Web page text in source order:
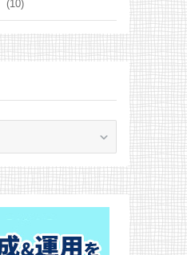
(10)